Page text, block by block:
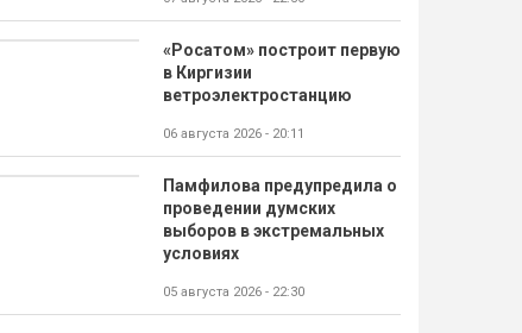
«Росатом» построит первую
в Киргизии
ветроэлектростанцию
06 августа 2026 - 20:11
Памфилова предупредила о
проведении думских
выборов в экстремальных
условиях
05 августа 2026 - 22:30